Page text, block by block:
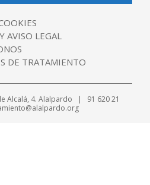
AVISO LEGAL
DE TRATAMIENTO
Alcalá, 4. Alalpardo | 91 620 21